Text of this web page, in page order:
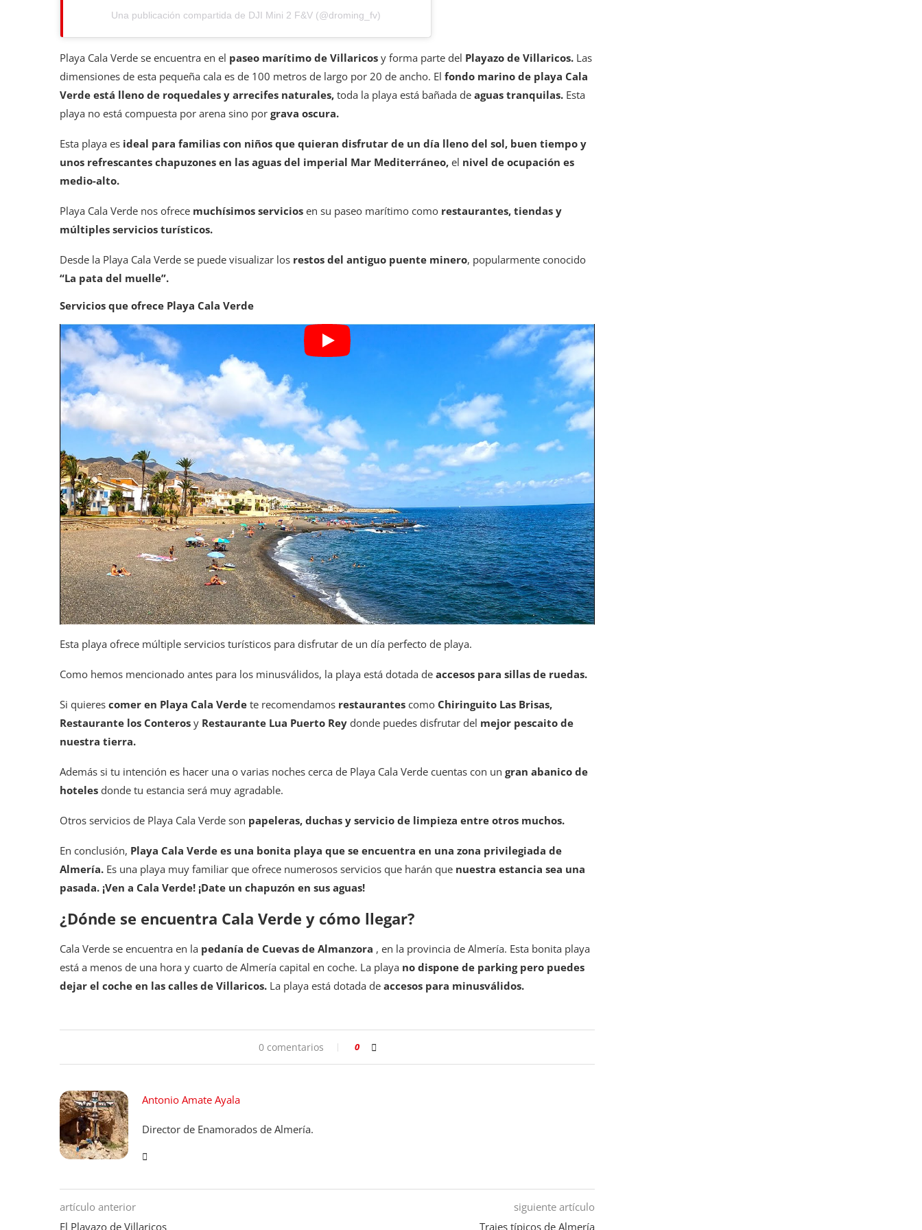
Una publicación compartida de DJI Mini 2 F&V (@droming_fv)
Playa Cala Verde se encuentra en el paseo marítimo de Villaricos y forma parte del Playazo de Villaricos. Las
dimensiones de esta pequeña cala es de 100 metros de largo por 20 de ancho. El fondo marino de playa Cala
Verde está lleno de roquedales y arrecifes naturales, toda la playa está bañada de aguas tranquilas. Esta
playa no está compuesta por arena sino por grava oscura.
Esta playa es ideal para familias con niños que quieran disfrutar de un día lleno del sol, buen tiempo y
unos refrescantes chapuzones en las aguas del imperial Mar Mediterráneo, el nivel de ocupación es
medio-alto.
Playa Cala Verde nos ofrece muchísimos servicios en su paseo marítimo como restaurantes, tiendas y
múltiples servicios turísticos.
Desde la Playa Cala Verde se puede visualizar los restos del antiguo puente minero, popularmente conocido
“La pata del muelle”.
Servicios que ofrece Playa Cala Verde
Esta playa ofrece múltiple servicios turísticos para disfrutar de un día perfecto de playa.
Como hemos mencionado antes para los minusválidos, la playa está dotada de accesos para sillas de ruedas.
Si quieres comer en Playa Cala Verde te recomendamos restaurantes como Chiringuito Las Brisas,
Restaurante los Conteros y Restaurante Lua Puerto Rey donde puedes disfrutar del mejor pescaito de
nuestra tierra.
Además si tu intención es hacer una o varias noches cerca de Playa Cala Verde cuentas con un gran abanico de
hoteles donde tu estancia será muy agradable.
Otros servicios de Playa Cala Verde son papeleras, duchas y servicio de limpieza entre otros muchos.
En conclusión, Playa Cala Verde es una bonita playa que se encuentra en una zona privilegiada de
Almería. Es una playa muy familiar que ofrece numerosos servicios que harán que nuestra estancia sea una
pasada. ¡Ven a Cala Verde! ¡Date un chapuzón en sus aguas!
¿Dónde se encuentra Cala Verde y cómo llegar?
Cala Verde se encuentra en la pedanía de Cuevas de Almanzora , en la provincia de Almería. Esta bonita playa
está a menos de una hora y cuarto de Almería capital en coche. La playa no dispone de parking pero puedes
dejar el coche en las calles de Villaricos. La playa está dotada de accesos para minusválidos.
0 comentarios 0
Antonio Amate Ayala
Director de Enamorados de Almería.
artículo anterior
El Playazo de Villaricos
siguiente artículo
Trajes típicos de Almería